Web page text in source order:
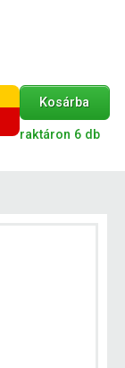
Kosárba
raktáron 6 db